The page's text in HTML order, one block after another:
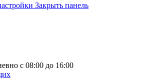
Закрыть панель
с 08:00 до 16:00